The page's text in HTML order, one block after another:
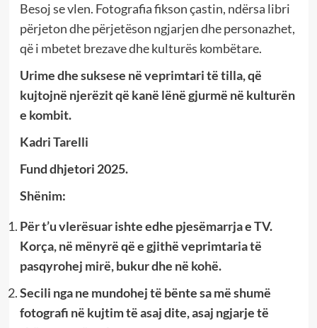
Besoj se vlen. Fotografia fikson çastin, ndërsa libri
përjeton dhe përjetëson ngjarjen dhe personazhet,
që i mbetet brezave dhe kulturës kombëtare.
Urime dhe suksese në veprimtari të tilla, që
kujtojnë njerëzit që kanë lënë gjurmë në kulturën
e kombit.
Kadri Tarelli
Fund dhjetori 2025.
Shënim:
Për t’u vlerësuar ishte edhe pjesëmarrja e TV.
Korça, në mënyrë që e gjithë veprimtaria të
pasqyrohej mirë, bukur dhe në kohë.
Secili nga ne mundohej të bënte sa më shumë
fotografi në kujtim të asaj dite, asaj ngjarje të